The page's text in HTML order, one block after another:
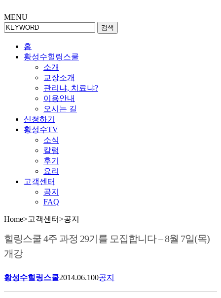
MENU
검색
홈
황성수힐링스쿨
소개
교장소개
관리냐, 치료냐?
이용안내
오시는 길
신청하기
황성수TV
소식
칼럼
후기
요리
고객센터
공지
FAQ
Home>고객센터>공지
힐링스쿨 4주 과정 29기를 모집합니다 – 8월 7일(목)
개강
황성수힐링스쿨2014.06.100공지